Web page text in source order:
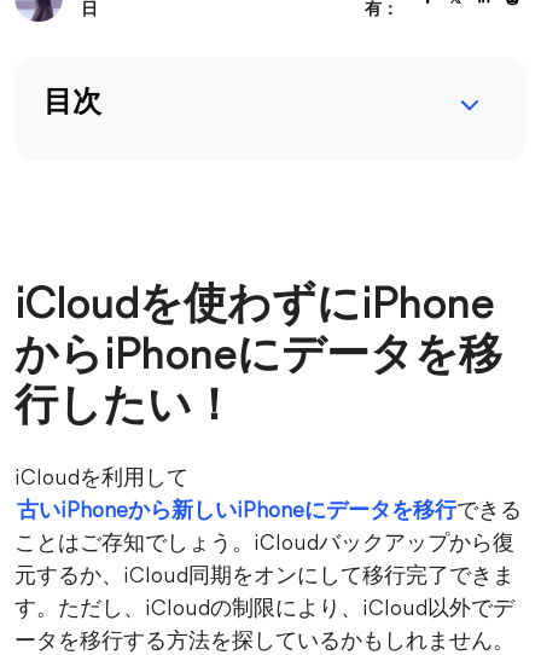
日
有：
目次
iCloudを使わずにiPhone
からiPhoneにデータを移
行したい！
iCloudを利用して
古いiPhoneから新しいiPhoneにデータを移行できる
ことはご存知でしょう。iCloudバックアップから復
元するか、iCloud同期をオンにして移行完了できま
す。ただし、iCloudの制限により、iCloud以外でデ
ータを移行する方法を探しているかもしれません。